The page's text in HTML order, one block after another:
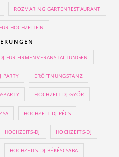
ROZMARING GARTENRESTAURANT
HOCHZEITEN
DJ FÜR FIRMENVERANSTALTUNGEN
PARTY ERÖFFNUNGSTANZ
HOCHZEIT DJ GYŐR
HOCHZEIT DJ PÉCS
HOCHZEITS-DJ HOCHZEITS-DJ
HOCHZEITS-DJ BÉKÉSCSABA